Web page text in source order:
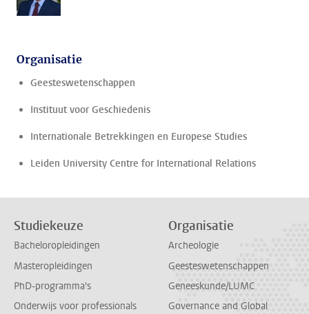
Organisatie
Geesteswetenschappen
Instituut voor Geschiedenis
Internationale Betrekkingen en Europese Studies
Leiden University Centre for International Relations
Studiekeuze
Bacheloropleidingen
Masteropleidingen
PhD-programma's
Onderwijs voor professionals
Organisatie
Archeologie
Geesteswetenschappen
Geneeskunde/LUMC
Governance and Global